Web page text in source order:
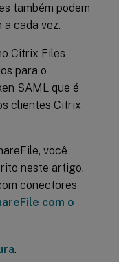
também podem
cada vez.
Citrix Files
para o
SAML que é
clientes Citrix
você
neste artigo.
conectores
com o
.